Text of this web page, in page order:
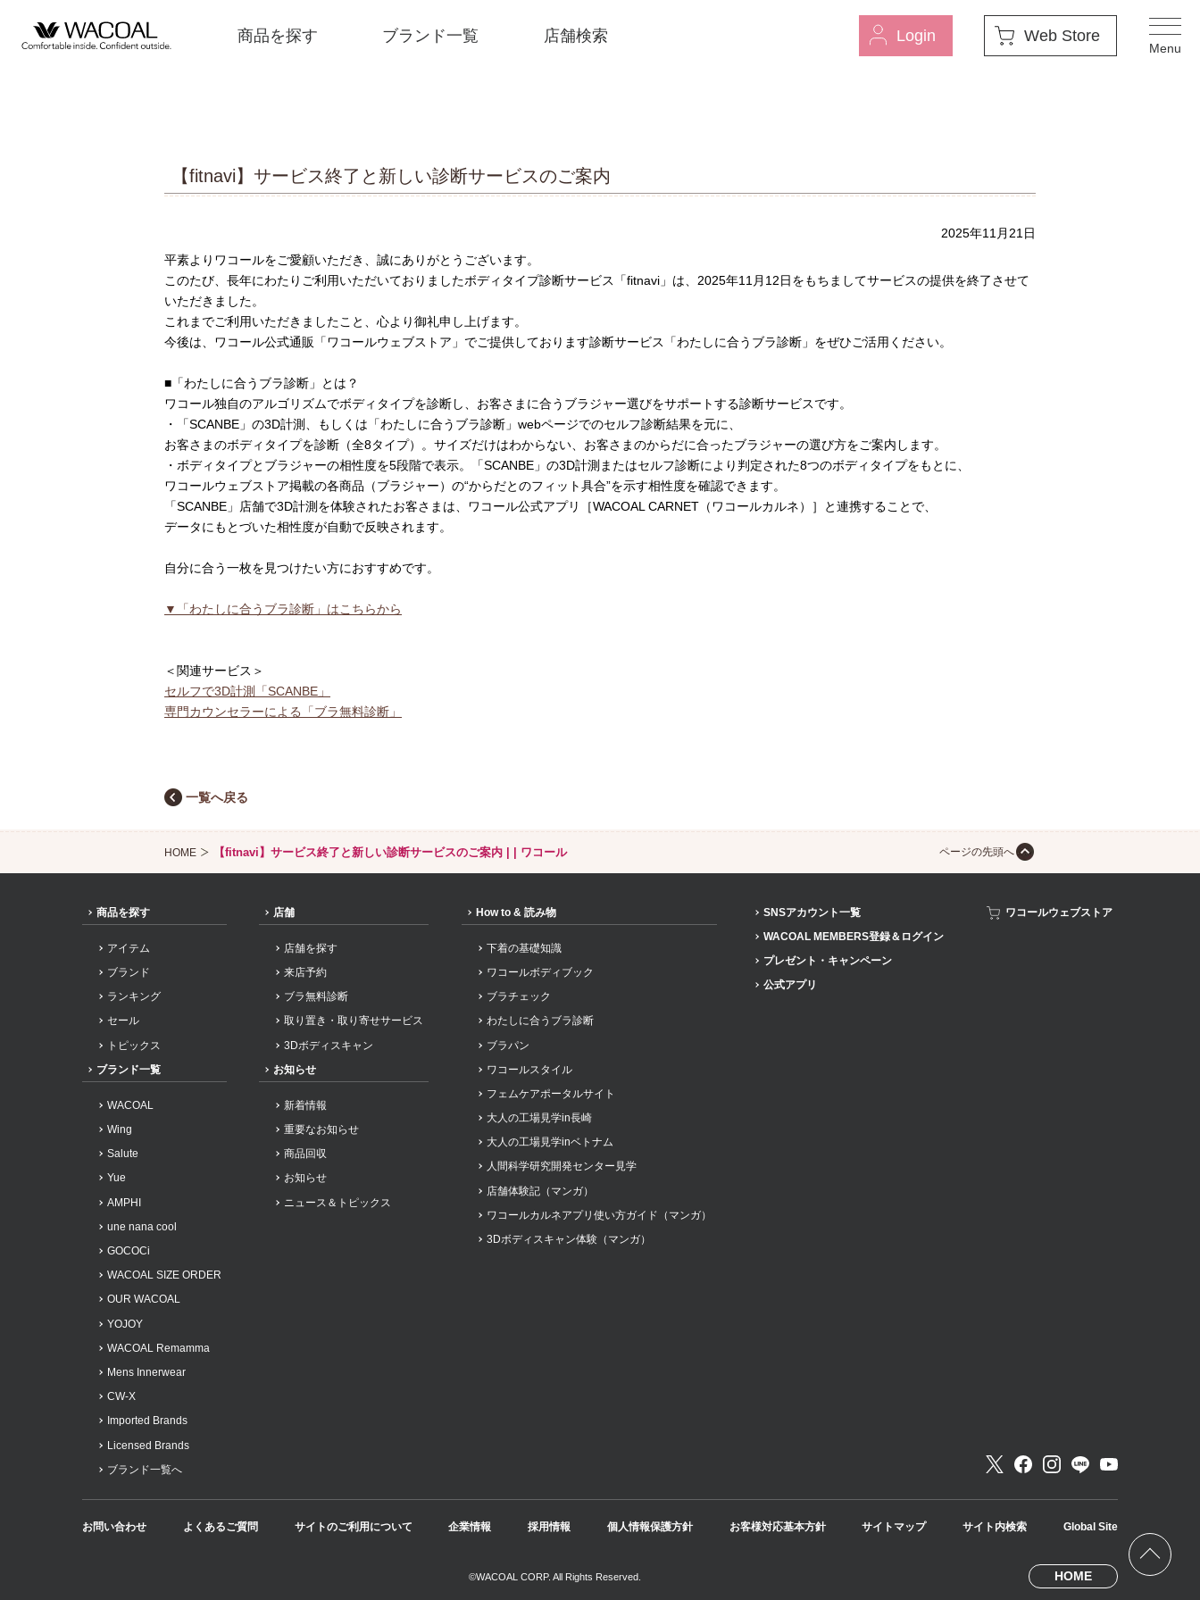
Login Web Store
商品を探す ブランド一覧 店舗検索
商品を探す
店舗検索
新着情報
重要なお知らせ
お知らせ
ワコールウェブストア
公式アプリ
企業情報
SNSアカウント一覧
プレゼント・キャンペーン
メールニュース登録
【fitnavi】サービス終了と新しい診断サービスのご案内
2025年11月21日
平素よりワコールをご愛顧いただき、誠にありがとうございます。
このたび、長年にわたりご利用いただいておりましたボディタイプ診断サービス「fitnavi」は、2025年11月12日をもちましてサービスの提供を終了させて
いただきました。
これまでご利用いただきましたこと、心より御礼申し上げます。
今後は、ワコール公式通販「ワコールウェブストア」でご提供しております診断サービス「わたしに合うブラ診断」をぜひご活用ください。
■「わたしに合うブラ診断」とは？
ワコール独自のアルゴリズムでボディタイプを診断し、お客さまに合うブラジャー選びをサポートする診断サービスです。
・「SCANBE」の3D計測、もしくは「わたしに合うブラ診断」webページでのセルフ診断結果を元に、
お客さまのボディタイプを診断（全8タイプ）。サイズだけはわからない、お客さまのからだに合ったブラジャーの選び方をご案内します。
・ボディタイプとブラジャーの相性度を5段階で表示。「SCANBE」の3D計測またはセルフ診断により判定された8つのボディタイプをもとに、
ワコールウェブストア掲載の各商品（ブラジャー）の“からだとのフィット具合”を示す相性度を確認できます。
「SCANBE」店舗で3D計測を体験されたお客さまは、ワコール公式アプリ［WACOAL CARNET（ワコールカルネ）］と連携することで、
データにもとづいた相性度が自動で反映されます。
自分に合う一枚を見つけたい方におすすめです。
▼「わたしに合うブラ診断」はこちらから
＜関連サービス＞
セルフで3D計測「SCANBE」
専門カウンセラーによる「ブラ無料診断」
一覧へ戻る
HOME 【fitnavi】サービス終了と新しい診断サービスのご案内 | | ワコール ページの先頭へ
商品を探す
アイテム
ブランド
ランキング
セール
トピックス
ブランド一覧
WACOAL
Wing
Salute
Yue
AMPHI
une nana cool
GOCOCi
WACOAL SIZE ORDER
OUR WACOAL
YOJOY
WACOAL Remamma
Mens Innerwear
CW-X
Imported Brands
Licensed Brands
ブランド一覧へ
店舗
店舗を探す
来店予約
ブラ無料診断
取り置き・取り寄せサービス
3Dボディスキャン
お知らせ
新着情報
重要なお知らせ
商品回収
お知らせ
ニュース＆トピックス
How to & 読み物
下着の基礎知識
ワコールボディブック
ブラチェック
わたしに合うブラ診断
ブラパン
ワコールスタイル
フェムケアポータルサイト
大人の工場見学in長崎
大人の工場見学inベトナム
人間科学研究開発センター見学
店舗体験記（マンガ）
ワコールカルネアプリ使い方ガイド（マンガ）
3Dボディスキャン体験（マンガ）
SNSアカウント一覧
WACOAL MEMBERS登録＆ログイン
プレゼント・キャンペーン
公式アプリ
ワコールウェブストア
お問い合わせ よくあるご質問 サイトのご利用について 企業情報 採用情報 個人情報保護方針 お客様対応基本方針 サイトマップ サイト内検索 Global Site
©WACOAL CORP. All Rights Reserved. HOME